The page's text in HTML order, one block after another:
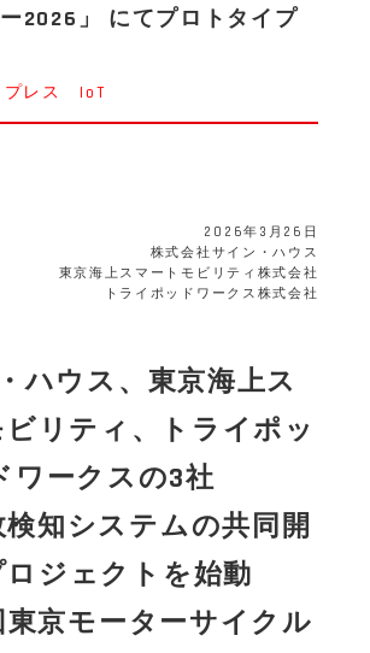
2026」 にてプロトタイプ
プレス IoT
2026年3月26日
株式会社サイン・ハウス
東京海上スマートモビリティ株式会社
トライポッドワークス株式会社
ハウス、東京海上ス
リティ、トライポッ
ワークスの3社
検知システムの共同開
ロジェクトを始動
東京モーターサイクル